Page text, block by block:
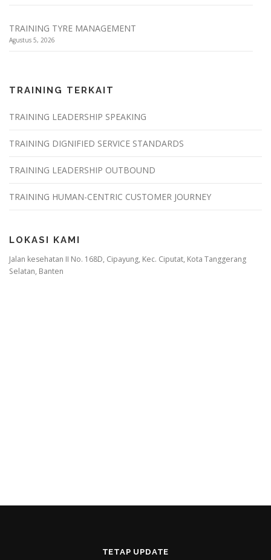
TRAINING TYRE MANAGEMENT
Agustus 5, 2026
TRAINING TERKAIT
TRAINING LEADERSHIP SPEAKING
TRAINING DIGNIFIED SERVICE STANDARDS
TRAINING LEADERSHIP OUTBOUND
TRAINING HUMAN-CENTRIC CUSTOMER JOURNEY
LOKASI KAMI
Jalan kesehatan II No. 168D, Cipayung, Kec. Ciputat, Kota Tanggerang
Selatan, Banten
TETAP UPDATE